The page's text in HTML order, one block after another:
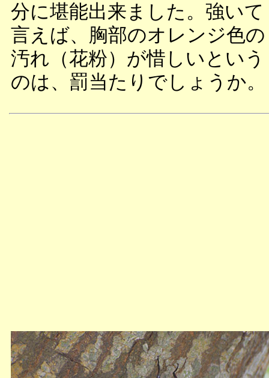
分に堪能出来ました。強いて
言えば、胸部のオレンジ色の
汚れ（花粉）が惜しいという
のは、罰当たりでしょうか。